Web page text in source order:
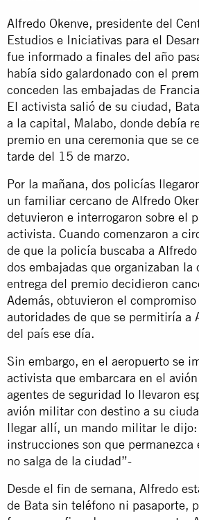
Alfredo Okenve, presidente del
Estudios e Iniciativas para el
fue informado a finales del año
había sido galardonado con el
conceden las embajadas de
El activista salió de su ciudad,
a la capital, Malabo, donde debía
premio en una ceremonia que se
tarde del 15 de marzo.
Por la mañana, dos policías
un familiar cercano de Alfredo
detuvieron e interrogaron sobre el
activista. Cuando comenzaron a
de que la policía buscaba a Alfredo
dos embajadas que organizaban la
entrega del premio decidieron
Además, obtuvieron el
autoridades de que se permitiría a
del país ese día.
Sin embargo, en el aeropuerto se
activista que embarcara en el
agentes de seguridad lo llevaron
avión militar con destino a su
llegar allí, un mando militar le dijo:
instrucciones son que permanezca
no salga de la ciudad”-
Desde el fin de semana, Alfredo
de Bata sin teléfono ni pasaporte,